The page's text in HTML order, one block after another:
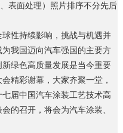
表面处理）照片排序不分先后
性持续影响，挑战与机遇并
我国迈向汽车强国的主要方
绿色高质量发展是当今重要
精彩谢幕，大家齐聚一堂，
届中国汽车涂装工艺技术高
的召开，将会为汽车涂装、